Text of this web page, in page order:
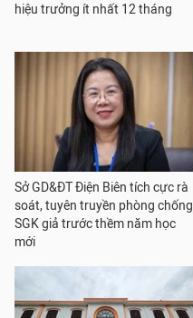
hiệu trưởng ít nhất 12 tháng
Sở GD&ĐT Điện Biên tích cực rà
soát, tuyên truyền phòng chống
SGK giả trước thềm năm học
mới